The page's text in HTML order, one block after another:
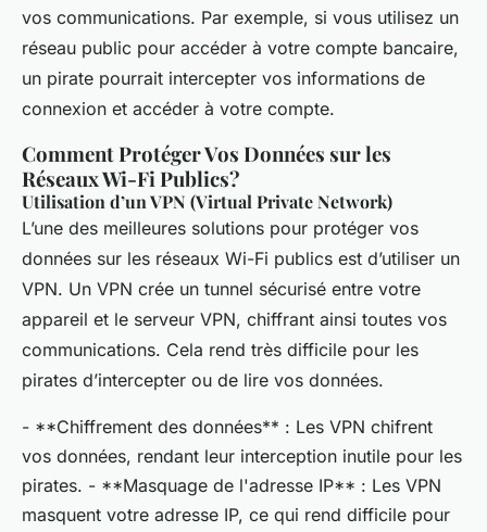
vos communications. Par exemple, si vous utilisez un
réseau public pour accéder à votre compte bancaire,
un pirate pourrait intercepter vos informations de
connexion et accéder à votre compte.
Comment Protéger Vos Données sur les
Réseaux Wi-Fi Publics?
Utilisation d’un VPN (Virtual Private Network)
L’une des meilleures solutions pour protéger vos
données sur les réseaux Wi-Fi publics est d’utiliser un
VPN. Un VPN crée un tunnel sécurisé entre votre
appareil et le serveur VPN, chiffrant ainsi toutes vos
communications. Cela rend très difficile pour les
pirates d’intercepter ou de lire vos données.
- **Chiffrement des données** : Les VPN chifrent
vos données, rendant leur interception inutile pour les
pirates. - **Masquage de l'adresse IP** : Les VPN
masquent votre adresse IP, ce qui rend difficile pour